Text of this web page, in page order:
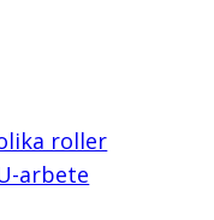
roller
arbete